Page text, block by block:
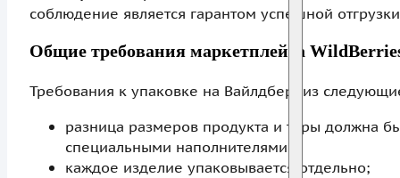
соблюдение является гарантом успешной
Общие требования маркетплейса
Требования к упаковке на Вайлдберриз
разница размеров продукта и тары должна
специальными наполнителями;
каждое изделие упаковывается отдельно;